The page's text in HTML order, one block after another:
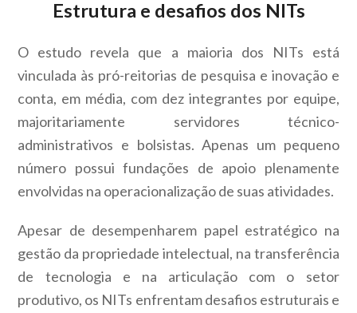
Estrutura e desafios dos NITs
O estudo revela que a maioria dos NITs está
vinculada às pró-reitorias de pesquisa e inovação e
conta, em média, com dez integrantes por equipe,
majoritariamente servidores técnico-
administrativos e bolsistas. Apenas um pequeno
número possui fundações de apoio plenamente
envolvidas na operacionalização de suas atividades.
Apesar de desempenharem papel estratégico na
gestão da propriedade intelectual, na transferência
de tecnologia e na articulação com o setor
produtivo, os NITs enfrentam desafios estruturais e